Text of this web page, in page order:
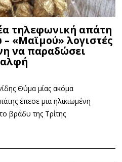
τηλεφωνική απάτη
– «Μαϊμού» λογιστές
να παραδώσει
Θύμα μίας ακόμα
έπεσε μια ηλικιωμένη
βράδυ της Τρίτης